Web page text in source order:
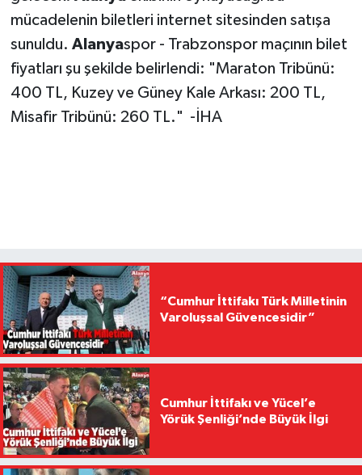
mücadelenin biletleri internet sitesinden satışa
sunuldu. Alanyaspor - Trabzonspor maçının bilet
fiyatları şu şekilde belirlendi: "Maraton Tribünü:
400 TL, Kuzey ve Güney Kale Arkası: 200 TL,
Misafir Tribünü: 260 TL." -İHA
“Cumhur İttifakı Türk Milletinin
Varoluşsal Güvencesidir”
Cumhur İttifakı ve Yücel’e
Yörük Şenliği’nde Büyük İlgi